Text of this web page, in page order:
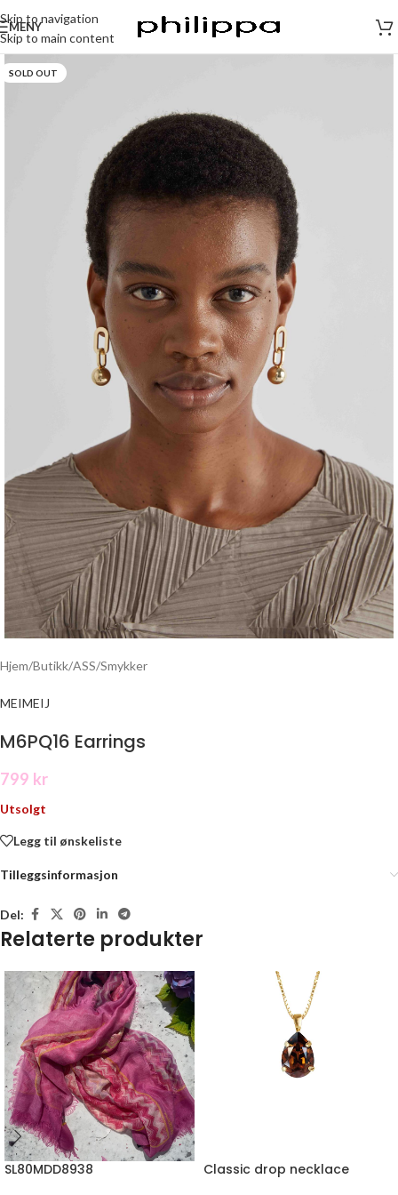
Skip to navigation
Skip to main content
MENY
SOLD OUT
Hjem/Butikk/ASS/Smykker
MEIMEIJ
M6PQ16 Earrings
799 kr
Utsolgt
Legg til ønskeliste
Tilleggsinformasjon
Del:
Relaterte produkter
SL80MDD8938 Classic drop necklace